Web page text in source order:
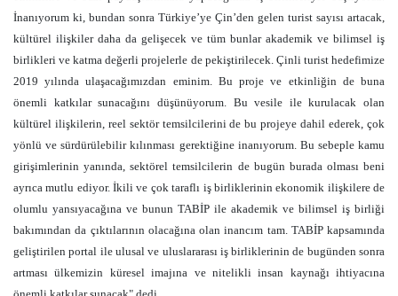
İnanıyorum ki, bundan sonra Türkiye’ye Çin’den gelen turist sayısı artacak,
kültürel ilişkiler daha da gelişecek ve tüm bunlar akademik ve bilimsel iş
birlikleri ve katma değerli projelerle de pekiştirilecek. Çinli turist hedefimize
2019 yılında ulaşacağımızdan eminim. Bu proje ve etkinliğin de buna
önemli katkılar sunacağını düşünüyorum. Bu vesile ile kurulacak olan
kültürel ilişkilerin, reel sektör temsilcilerini de bu projeye dahil ederek, çok
yönlü ve sürdürülebilir kılınması gerektiğine inanıyorum. Bu sebeple kamu
girişimlerinin yanında, sektörel temsilcilerin de bugün burada olması beni
ayrıca mutlu ediyor. İkili ve çok taraflı iş birliklerinin ekonomik ilişkilere de
olumlu yansıyacağına ve bunun TABİP ile akademik ve bilimsel iş birliği
bakımından da çıktılarının olacağına olan inancım tam. TABİP kapsamında
geliştirilen portal ile ulusal ve uluslararası iş birliklerinin de bugünden sonra
artması ülkemizin küresel imajına ve nitelikli insan kaynağı ihtiyacına